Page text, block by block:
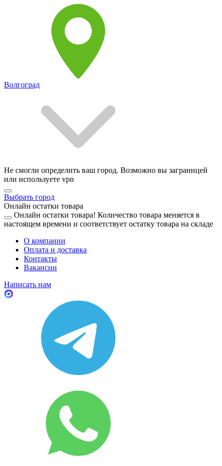
Волгоград
Не смогли определить ваш город. Возможно вы заграницей
или используете vpn
Выбрать город
Онлайн остатки товара
Онлайн остатки товара! Количество товара меняется в
настоящем времени и соответствует остатку товара на складе
О компании
Оплата и доставка
Контакты
Вакансии
Написать нам